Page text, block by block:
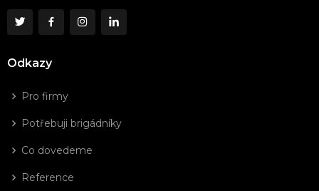
Odkazy
Pro firmy
Potřebuji brigádníky
Co dovedeme
Reference